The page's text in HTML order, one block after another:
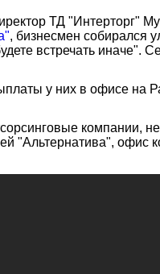
ТД "Интерторг"
, бизнесмен собирался
встречать
у них в офисе на
"Альтернатива", офис